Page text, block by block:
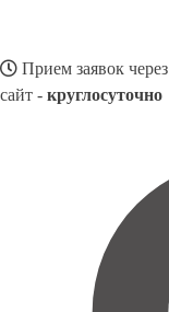
Прием заявок через
сайт - круглосуточно